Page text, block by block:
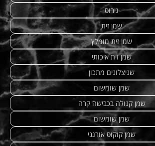
גירוס
שמן זית
שמן זית מומלץ
שמן זית איכותי
שניצלונים מתכון
שמן שומשום
שמן קנולה בכבישה קרה
שמן שומשום
שמן קוקוס אורגני